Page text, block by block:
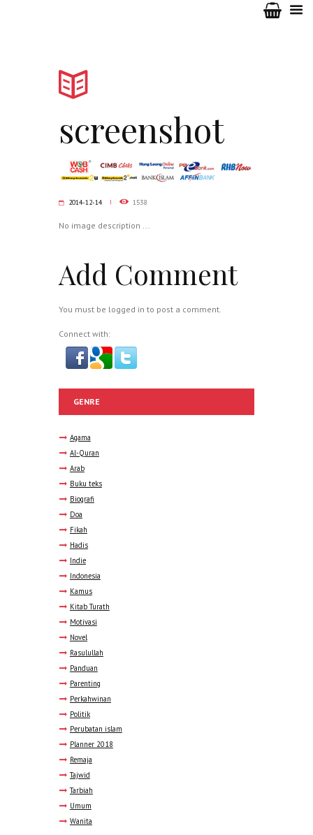
screenshot
2014-12-14 1538
No image description ...
Add Comment
You must be logged in to post a comment.
Connect with:
GENRE
Agama
Al-Quran
Arab
Buku teks
Biografi
Doa
Fikah
Hadis
Indie
Indonesia
Kamus
Kitab Turath
Motivasi
Novel
Rasulullah
Panduan
Parenting
Perkahwinan
Politik
Perubatan islam
Planner 2018
Remaja
Tajwid
Tarbiah
Umum
Wanita